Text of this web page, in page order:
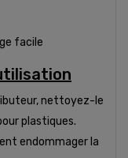
facile
nettoyez-le
plastiques.
endommager la